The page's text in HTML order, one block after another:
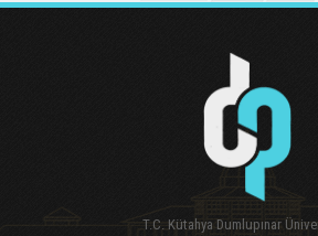
T.C. Kütahya Dumlupınar